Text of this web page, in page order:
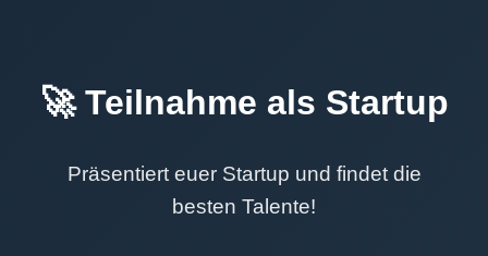
🚀 Teilnahme als Startup
Präsentiert euer Startup und findet die
besten Talente!